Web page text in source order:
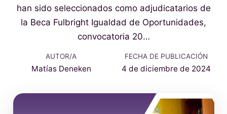
han sido seleccionados como adjudicatarios de
la Beca Fulbright Igualdad de Oportunidades,
convocatoria 20…
AUTOR/A
Matías Deneken
FECHA DE PUBLICACIÓN
4 de diciembre de 2024